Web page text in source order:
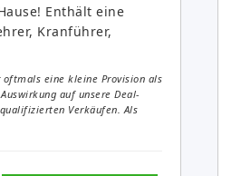
Enthält eine
Kranführer,
oftmals eine kleine Provision als
auf unsere Deal-
Verkäufen. Als